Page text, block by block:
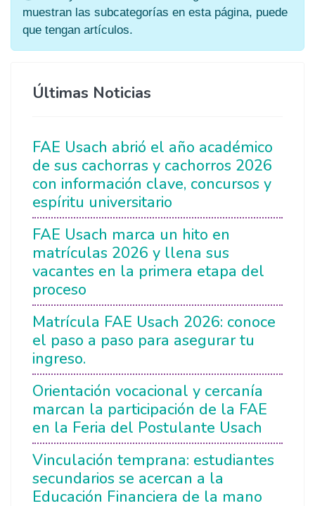
muestran las subcategorías en esta página, puede
que tengan artículos.
Últimas Noticias
FAE Usach abrió el año académico
de sus cachorras y cachorros 2026
con información clave, concursos y
espíritu universitario
FAE Usach marca un hito en
matrículas 2026 y llena sus
vacantes en la primera etapa del
proceso
Matrícula FAE Usach 2026: conoce
el paso a paso para asegurar tu
ingreso.
Orientación vocacional y cercanía
marcan la participación de la FAE
en la Feria del Postulante Usach
Vinculación temprana: estudiantes
secundarios se acercan a la
Educación Financiera de la mano